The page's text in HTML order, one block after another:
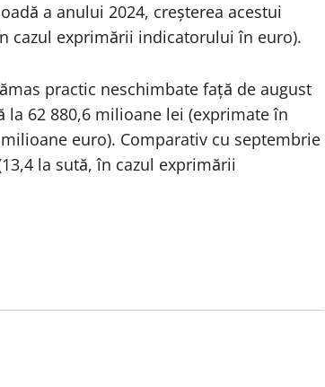
a anului 2024, creșterea acestui
cazul exprimării indicatorului în euro).
practic neschimbate față de august
la 62 880,6 milioane lei (exprimate în
euro). Comparativ cu septembrie
la sută, în cazul exprimării